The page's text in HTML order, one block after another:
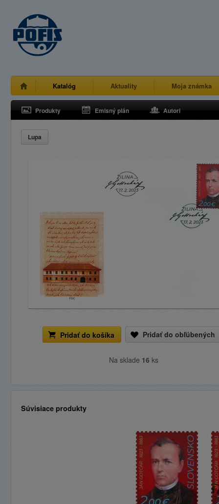
Katalóg Aktuality Moja známka
Produkty Emisný plán Autori
Lupa
Pridať do košíka Pridať do obľúbených
Na sklade 16 ks
Súvisiace produkty